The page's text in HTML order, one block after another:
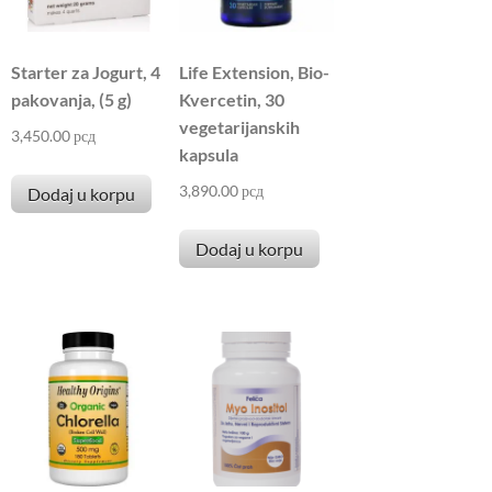
Starter za Jogurt, 4
pakovanja, (5 g)
3,450.00рсд
Dodaj u korpu
Life Extension, Bio-
Kvercetin, 30
vegetarijanskih
kapsula
3,890.00рсд
Dodaj u korpu